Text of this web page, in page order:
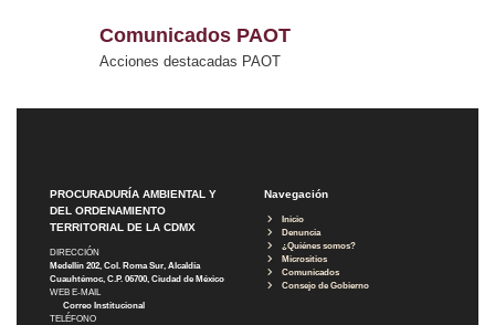
Comunicados PAOT
Acciones destacadas PAOT
PROCURADURÍA AMBIENTAL Y
DEL ORDENAMIENTO
TERRITORIAL DE LA CDMX
DIRECCIÓN
Medellín 202, Col. Roma Sur, Alcaldía
Cuauhtémoc, C.P. 06700, Ciudad de México
WEB E-MAIL
Correo Institucional
TELÉFONO
Navegación
Inicio
Denuncia
¿Quiénes somos?
Micrositios
Comunicados
Consejo de Gobierno